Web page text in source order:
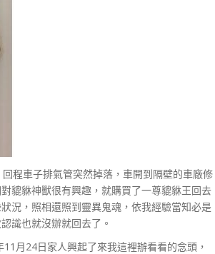
程車子排氣管突然掉落，車開到隔壁的車廠修
貔貅神獸很有興趣，就購買了一尊貔貅王回去
況，照相還照到靈異鬼魂，依我經驗當知必是
識也就沒辦就回去了。
月24日家人興起了來我這裡辦看看的念頭，